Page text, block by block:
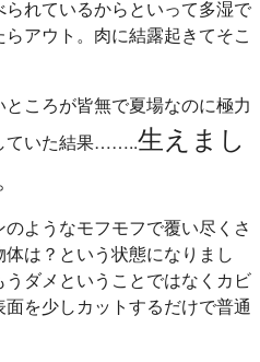
れているからといって多湿で
アウト。肉に結露起きてそこ
ころが皆無で夏場なのに極力
ていた結果……..生えまし
ようなモフモフで覆い尽くさ
は？という状態になりまし
ダメということではなくカビ
を少しカットするだけで普通